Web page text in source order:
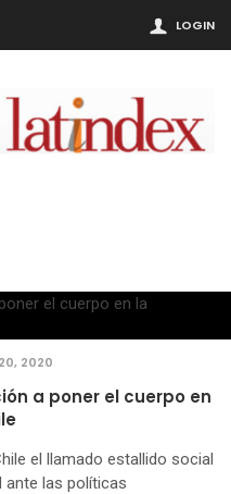
LOGIN
2020
a poner el cuerpo en
el llamado estallido social
las políticas